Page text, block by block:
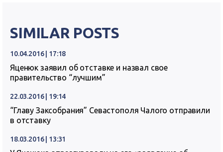
SIMILAR POSTS
10.04.2016 | 17:18
Яценюк заявил об отставке и назвал свое
правительство “лучшим”
22.03.2016 | 19:14
“Главу Заксобрания” Севастополя Чалого отправили
в отставку
18.03.2016 | 13:31